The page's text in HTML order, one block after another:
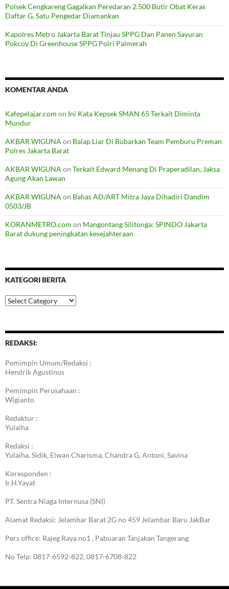
Polsek Cengkareng Gagalkan Peredaran 2.500 Butir Obat Keras
Daftar G, Satu Pengedar Diamankan
Kapolres Metro Jakarta Barat Tinjau SPPG Dan Panen Sayuran
Pokcoy Di Greenhouse SPPG Polri Palmerah
KOMENTAR ANDA
Kafepelajar.com on Ini Kata Kepsek SMAN 65 Terkait Diminta
Mundur
AKBAR WIGUNA on Balap Liar Di Bubarkan Team Pemburu Preman
Polres Jakarta Barat
AKBAR WIGUNA on Terkait Edward Menang Di Praperadilan, Jaksa
Agung Akan Lawan
AKBAR WIGUNA on Bahas AD/ART Mitra Jaya Dihadiri Dandim
0503/JB
KORANMETRO.com on Mangontang Silitonga: SPINDO Jakarta
Barat dukung peningkatan kesejahteraan
KATEGORI BERITA
Kategori
Berita
REDAKSI:
Pemimpin Umum/Redaksi :
Hendrik Agustinus
Pemimpin Perusahaan :
Wigianto
Redaktur :
Yulaiha
Redaksi :
Yulaiha, Sidik, Elwan Charisma, Chandra G, Antoni, Savina
Koresponden :
Ir.H.Yayat
PT. Sentra Niaga Internusa (SNI)
Alamat Redaksi: Jelambar Barat 2G no 459 Jelambar Baru JakBar
Pers office: Rajeg Raya no1 , Pabuaran Tanjakan Tangerang
No Telp: 0817-6592-822, 0817-6708-822